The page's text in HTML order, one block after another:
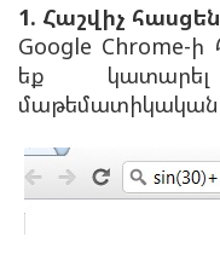
1. Հաշվիչ
Google Chrome-
եք
մաթեմատիկական